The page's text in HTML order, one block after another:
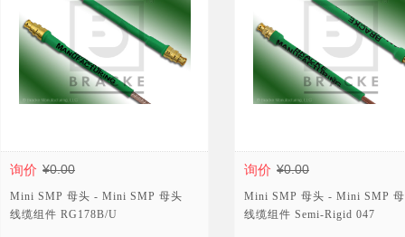
询价 ¥0.00
Mini SMP 母头 - Mini SMP 母头
线缆组件 RG178B/U
询价 ¥0.00
Mini SMP 母头 - Mini SMP
线缆组件 Semi-Rigid 047